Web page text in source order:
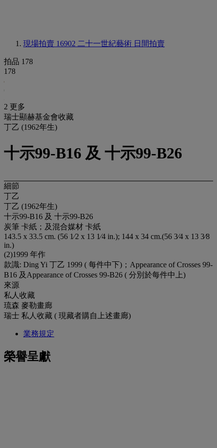
現場拍賣 16902 二十一世紀藝術 日間拍賣
拍品 178
178
2 更多
瑞士顯赫基金會收藏
丁乙 (1962年生)
十示99-B16 及 十示99-B26
細節
丁乙
丁乙 (1962年生)
十示99-B16 及 十示99-B26
炭筆 卡紙；及混合媒材 卡紙
143.5 x 33.5 cm. (56 1⁄2 x 13 1⁄4 in.); 144 x 34 cm.(56 3⁄4 x 13 3⁄8
in.)
(2)1999 年作
款識: Ding Yi 丁乙 1999 ( 每件中下)；Appearance of Crosses 99-
B16 及Appearance of Crosses 99-B26 ( 分別於每件中上)
來源
私人收藏
琉森 麥勒畫廊
瑞士 私人收藏 ( 現藏者購自上述畫廊)
業務規定
榮譽呈獻